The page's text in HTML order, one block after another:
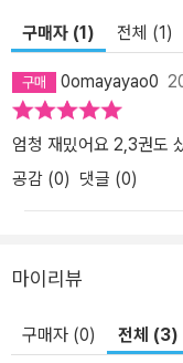
호에서 존 스칼지의 ‘상
죽이 터지는 것 같은 이
는 재능에만 있는 것 같
석한 후 섬세히 모사할
히 들여다보면 완벽하고
로우가 붕괴할 때 제 몫
두고 하등 중요하지 않
러움은 사실 저 먼 상호의존
문을 존 스칼지가 듣는
하고 고민하며 읽는다.” _정세랑 작가, 『타오르는 화염』 상호의존성
구매자 (1) 전체 (1)
0omayayao0
엄청 재밌어요 2,3권도
공감 (0) 댓글 (0)
마이리뷰
구매자 (0) 전체 (3)